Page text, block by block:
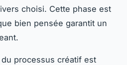
choisi. Cette phase est
bien pensée garantit un
du processus créatif est